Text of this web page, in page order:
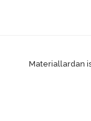
Materiallardan